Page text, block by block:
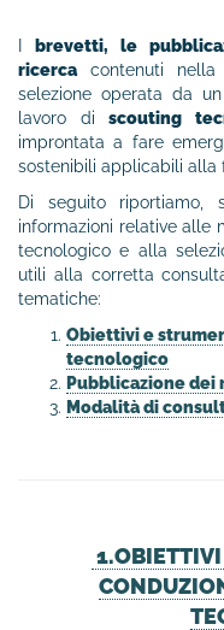
brevetti, le
ricerca contenuti
selezione operata da
lavoro di scouting
improntata a fare
sostenibili applicabili alla
Di seguito riportiamo,
informazioni relative alle
tecnologico e alla
utili alla corretta
tematiche:
Obiettivi e
tecnologico
Pubblicazione
Modalità di
1.OBIETTIVI